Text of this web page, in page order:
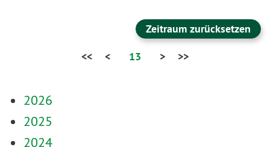
Zeitraum zurücksetzen
<<
< 13 > >>
2026
2025
2024